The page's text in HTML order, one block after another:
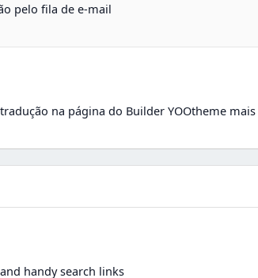
pelo fila de e-mail
na página do Builder YOOtheme
handy search links